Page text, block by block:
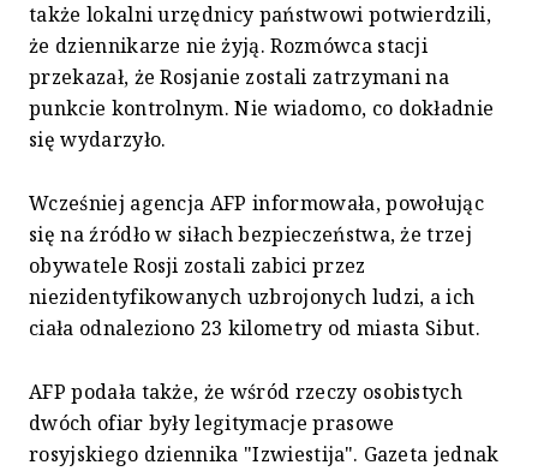
także lokalni urzędnicy państwowi potwierdzili,
że dziennikarze nie żyją. Rozmówca stacji
przekazał, że Rosjanie zostali zatrzymani na
punkcie kontrolnym. Nie wiadomo, co dokładnie
się wydarzyło.
Wcześniej agencja AFP informowała, powołując
się na źródło w siłach bezpieczeństwa, że trzej
obywatele Rosji zostali zabici przez
niezidentyfikowanych uzbrojonych ludzi, a ich
ciała odnaleziono 23 kilometry od miasta Sibut.
AFP podała także, że wśród rzeczy osobistych
dwóch ofiar były legitymacje prasowe
rosyjskiego dziennika "Izwiestija". Gazeta jednak